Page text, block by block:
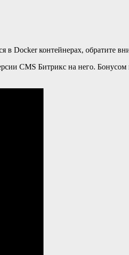
в Docker контейнерах, обратите
CMS Битрикс на него.